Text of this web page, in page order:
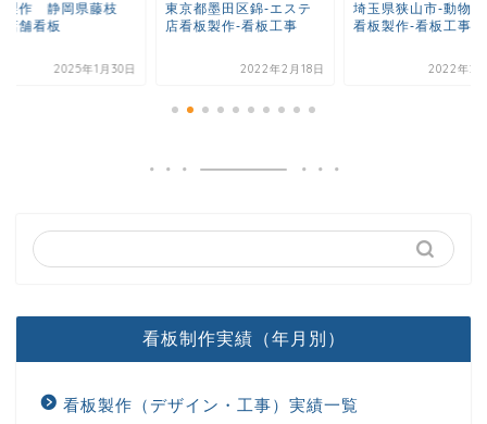
製作 静岡県藤枝
舗看板
2025年1月30日
東京都墨田区錦-エステ
店看板製作-看板工事
2022年2月18日
埼玉県狭山市-動物
看板製作-看板工事
2022年2
看板制作実績（年月別）
看板製作（デザイン・工事）実績一覧